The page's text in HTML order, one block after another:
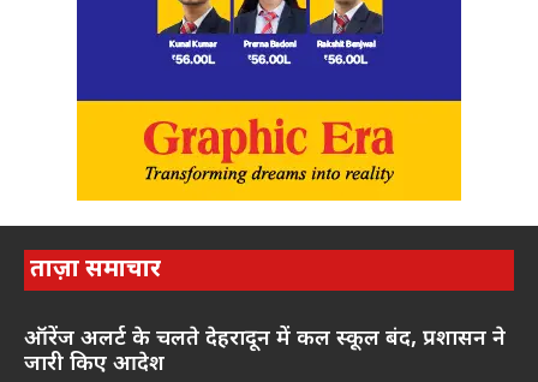
ताज़ा समाचार
ऑरेंज अलर्ट के चलते देहरादून में कल स्कूल बंद, प्रशासन ने
जारी किए आदेश